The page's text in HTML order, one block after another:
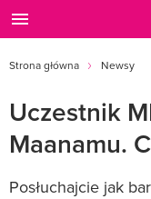
Strona główna Newsy
Uczestnik
Maanamu.
Posłuchajcie jak